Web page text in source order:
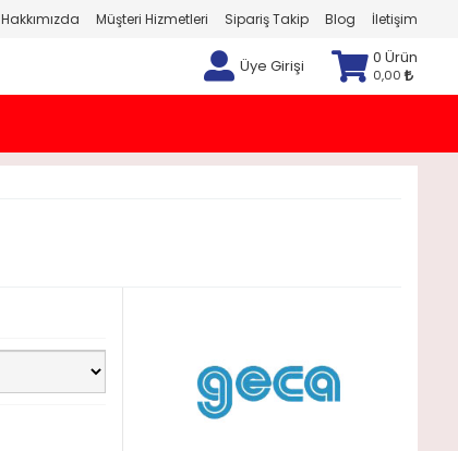
Hakkımızda Müşteri Hizmetleri Sipariş Takip Blog İletişim
Üye Girişi 0 Ürün
0,00